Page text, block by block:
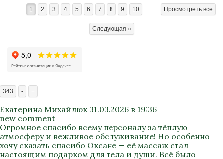
Просмотреть все
1 2 3 4 5 6 7 8 9 10
Следующая »
343 - +
Екатерина Михайлюк 31.03.2026 в 19:36
new comment
Огромное спасибо всему персоналу за тёплую
атмосферу и вежливое обслуживание! Но особенно
хочу сказать спасибо Оксане — её массаж стал
настоящим подарком для тела и души. Всё было